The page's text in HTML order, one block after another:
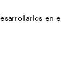
muy
que echo de